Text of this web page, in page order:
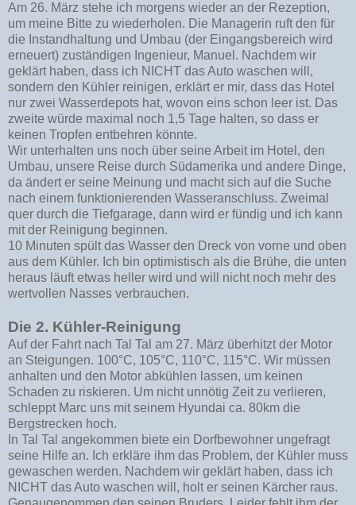
Am 26. März stehe ich morgens wieder an der Rezeption,
um meine Bitte zu wiederholen. Die Managerin ruft den für
die Instandhaltung und Umbau (der Eingangsbereich wird
erneuert) zuständigen Ingenieur, Manuel. Nachdem wir
geklärt haben, dass ich NICHT das Auto waschen will,
sondern den Kühler reinigen, erklärt er mir, dass das Hotel
nur zwei Wasserdepots hat, wovon eins schon leer ist. Das
zweite würde maximal noch 1,5 Tage halten, so dass er
keinen Tropfen entbehren könnte.
Wir unterhalten uns noch über seine Arbeit im Hotel, den
Umbau, unsere Reise durch Südamerika und andere Dinge,
da ändert er seine Meinung und macht sich auf die Suche
nach einem funktionierenden Wasseranschluss. Zweimal
quer durch die Tiefgarage, dann wird er fündig und ich kann
mit der Reinigung beginnen.
10 Minuten spült das Wasser den Dreck von vorne und oben
aus dem Kühler. Ich bin optimistisch als die Brühe, die unten
heraus läuft etwas heller wird und will nicht noch mehr des
wertvollen Nasses verbrauchen.
Die 2. Kühler-Reinigung
Auf der Fahrt nach Tal Tal am 27. März überhitzt der Motor
an Steigungen. 100°C, 105°C, 110°C, 115°C. Wir müssen
anhalten und den Motor abkühlen lassen, um keinen
Schaden zu riskieren. Um nicht unnötig Zeit zu verlieren,
schleppt Marc uns mit seinem Hyundai ca. 80km die
Bergstrecken hoch.
In Tal Tal angekommen biete ein Dorfbewohner ungefragt
seine Hilfe an. Ich erkläre ihm das Problem, der Kühler muss
gewaschen werden. Nachdem wir geklärt haben, dass ich
NICHT das Auto waschen will, holt er seinen Kärcher raus.